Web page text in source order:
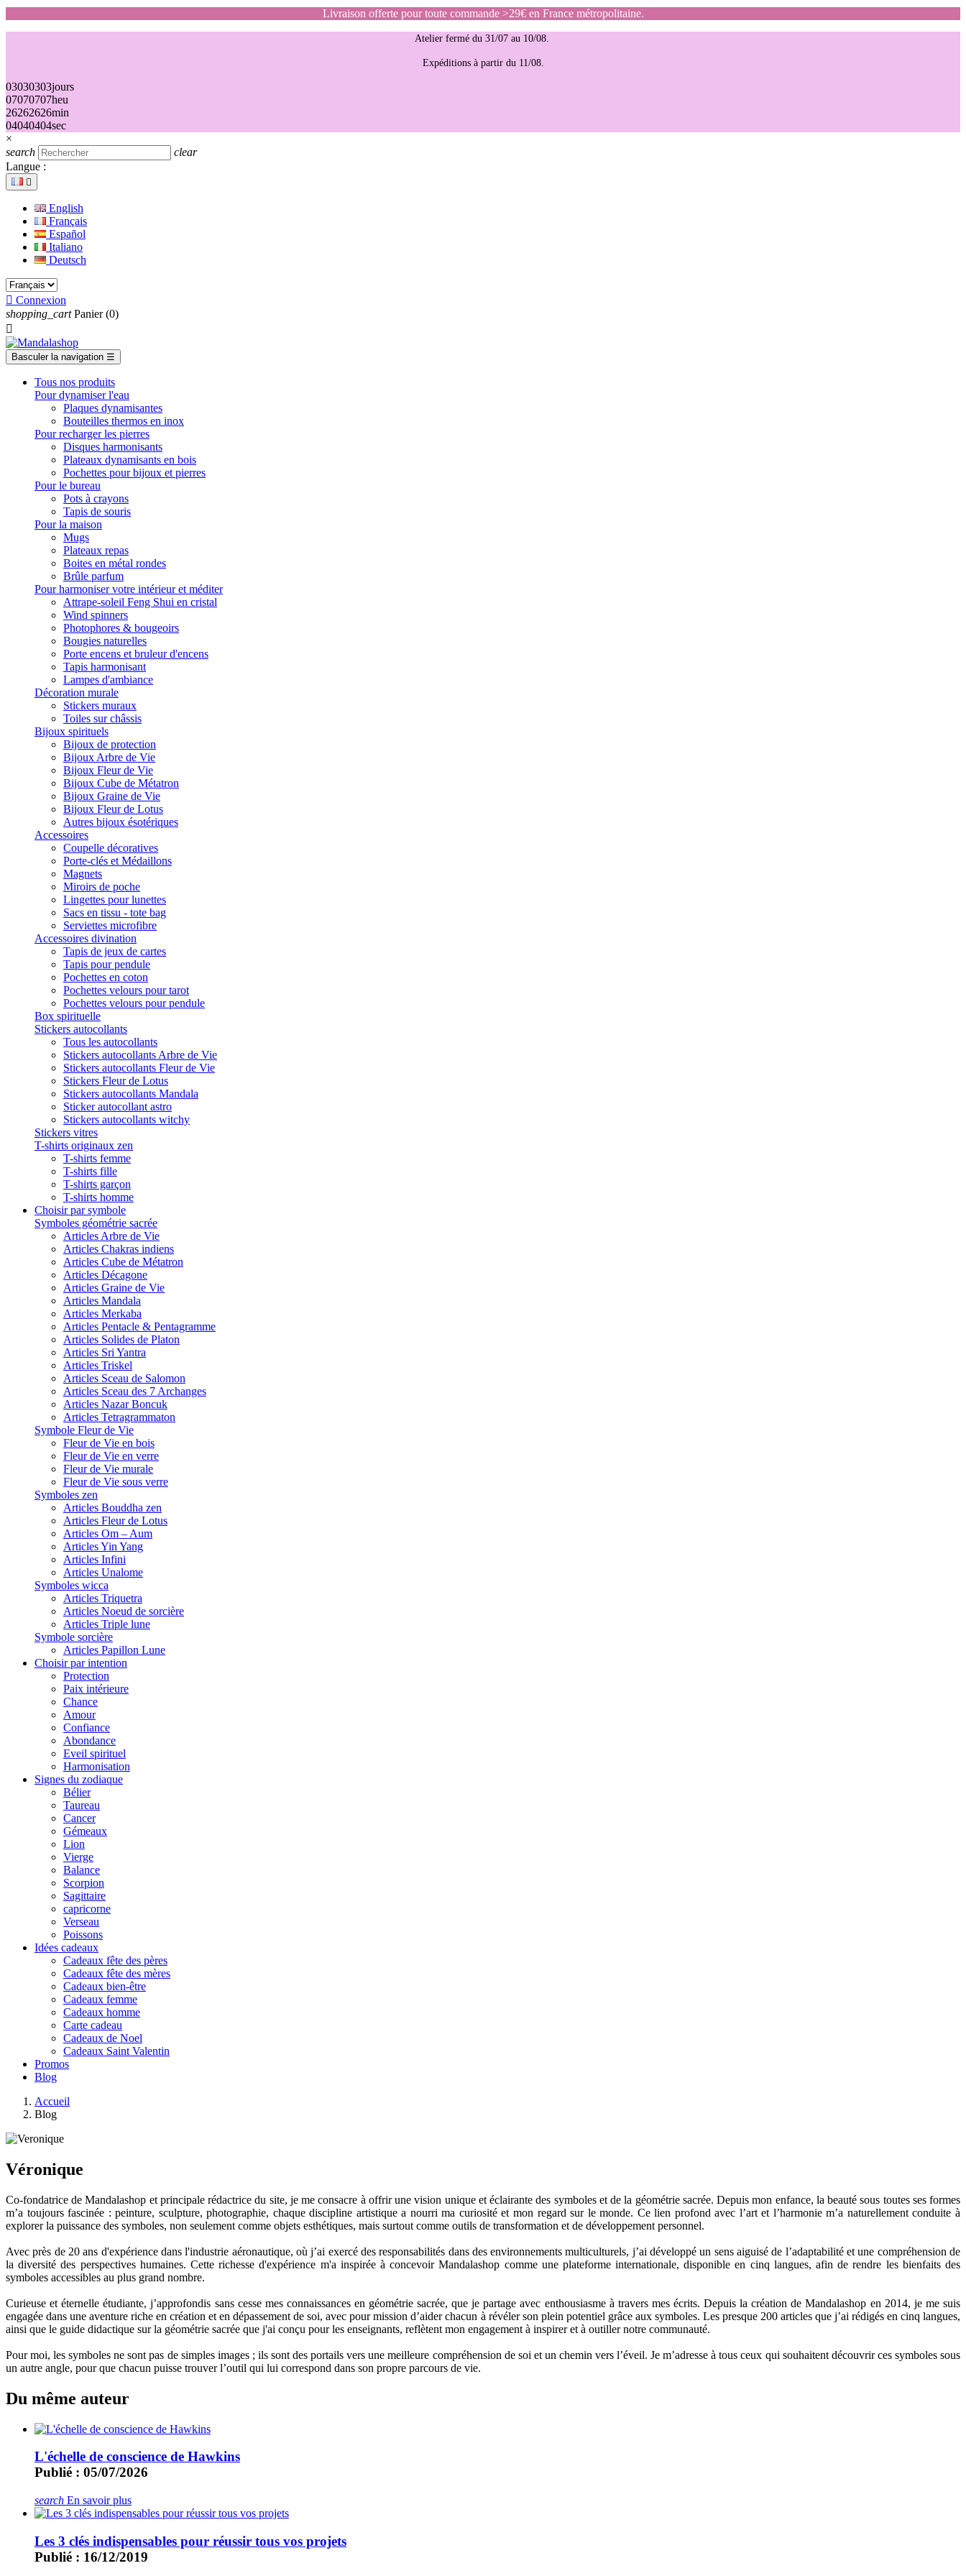
Livraison offerte pour toute commande >29€ en France métropolitaine.
Atelier fermé du 31/07 au 10/08.
Expéditions à partir du 11/08.
03030303jours
07070707heu
26262626min
04040404sec
×
search
clear
Langue :

English
Français
Español
Italiano
Deutsch
 Connexion
shopping_cart Panier (0)

Basculer la navigation ☰
Tous nos produits
Pour dynamiser l'eau
Plaques dynamisantes
Bouteilles thermos en inox
Pour recharger les pierres
Disques harmonisants
Plateaux dynamisants en bois
Pochettes pour bijoux et pierres
Pour le bureau
Pots à crayons
Tapis de souris
Pour la maison
Mugs
Plateaux repas
Boites en métal rondes
Brûle parfum
Pour harmoniser votre intérieur et méditer
Attrape-soleil Feng Shui en cristal
Wind spinners
Photophores & bougeoirs
Bougies naturelles
Porte encens et bruleur d'encens
Tapis harmonisant
Lampes d'ambiance
Décoration murale
Stickers muraux
Toiles sur châssis
Bijoux spirituels
Bijoux de protection
Bijoux Arbre de Vie
Bijoux Fleur de Vie
Bijoux Cube de Métatron
Bijoux Graine de Vie
Bijoux Fleur de Lotus
Autres bijoux ésotériques
Accessoires
Coupelle décoratives
Porte-clés et Médaillons
Magnets
Miroirs de poche
Lingettes pour lunettes
Sacs en tissu - tote bag
Serviettes microfibre
Accessoires divination
Tapis de jeux de cartes
Tapis pour pendule
Pochettes en coton
Pochettes velours pour tarot
Pochettes velours pour pendule
Box spirituelle
Stickers autocollants
Tous les autocollants
Stickers autocollants Arbre de Vie
Stickers autocollants Fleur de Vie
Stickers Fleur de Lotus
Stickers autocollants Mandala
Sticker autocollant astro
Stickers autocollants witchy
Stickers vitres
T-shirts originaux zen
T-shirts femme
T-shirts fille
T-shirts garçon
T-shirts homme
Choisir par symbole
Symboles géométrie sacrée
Articles Arbre de Vie
Articles Chakras indiens
Articles Cube de Métatron
Articles Décagone
Articles Graine de Vie
Articles Mandala
Articles Merkaba
Articles Pentacle & Pentagramme
Articles Solides de Platon
Articles Sri Yantra
Articles Triskel
Articles Sceau de Salomon
Articles Sceau des 7 Archanges
Articles Nazar Boncuk
Articles Tetragrammaton
Symbole Fleur de Vie
Fleur de Vie en bois
Fleur de Vie en verre
Fleur de Vie murale
Fleur de Vie sous verre
Symboles zen
Articles Bouddha zen
Articles Fleur de Lotus
Articles Om – Aum
Articles Yin Yang
Articles Infini
Articles Unalome
Symboles wicca
Articles Triquetra
Articles Noeud de sorcière
Articles Triple lune
Symbole sorcière
Articles Papillon Lune
Choisir par intention
Protection
Paix intérieure
Chance
Amour
Confiance
Abondance
Eveil spirituel
Harmonisation
Signes du zodiaque
Bélier
Taureau
Cancer
Gémeaux
Lion
Vierge
Balance
Scorpion
Sagittaire
capricorne
Verseau
Poissons
Idées cadeaux
Cadeaux fête des pères
Cadeaux fête des mères
Cadeaux bien-être
Cadeaux femme
Cadeaux homme
Carte cadeau
Cadeaux de Noel
Cadeaux Saint Valentin
Promos
Blog
Accueil
Blog
Véronique
Co-fondatrice de Mandalashop et principale rédactrice du site, je me consacre à offrir une vision unique et éclairante des symboles et de la géométrie sacrée. Depuis mon enfance, la beauté sous toutes ses formes
m’a toujours fascinée : peinture, sculpture, photographie, chaque discipline artistique a nourri ma curiosité et mon regard sur le monde. Ce lien profond avec l’art et l’harmonie m’a naturellement conduite à
explorer la puissance des symboles, non seulement comme objets esthétiques, mais surtout comme outils de transformation et de développement personnel.
Avec près de 20 ans d'expérience dans l'industrie aéronautique, où j’ai exercé des responsabilités dans des environnements multiculturels, j’ai développé un sens aiguisé de l’adaptabilité et une compréhension de
la diversité des perspectives humaines. Cette richesse d'expérience m'a inspirée à concevoir Mandalashop comme une plateforme internationale, disponible en cinq langues, afin de rendre les bienfaits des
symboles accessibles au plus grand nombre.
Curieuse et éternelle étudiante, j’approfondis sans cesse mes connaissances en géométrie sacrée, que je partage avec enthousiasme à travers mes écrits. Depuis la création de Mandalashop en 2014, je me suis
engagée dans une aventure riche en création et en dépassement de soi, avec pour mission d’aider chacun à révéler son plein potentiel grâce aux symboles. Les presque 200 articles que j’ai rédigés en cinq langues,
ainsi que le guide didactique sur la géométrie sacrée que j'ai conçu pour les enseignants, reflètent mon engagement à inspirer et à outiller notre communauté.
Pour moi, les symboles ne sont pas de simples images ; ils sont des portails vers une meilleure compréhension de soi et un chemin vers l’éveil. Je m’adresse à tous ceux qui souhaitent découvrir ces symboles sous
un autre angle, pour que chacun puisse trouver l’outil qui lui correspond dans son propre parcours de vie.
Du même auteur
L'échelle de conscience de Hawkins
Publié : 05/07/2026
search En savoir plus
Les 3 clés indispensables pour réussir tous vos projets
Publié : 16/12/2019